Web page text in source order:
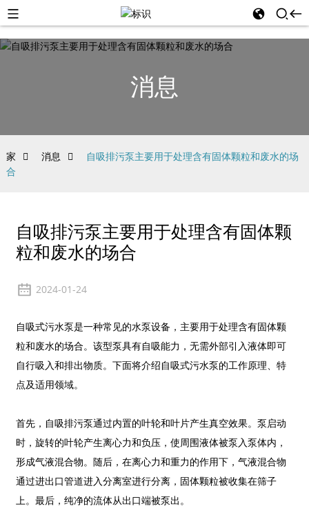
消息
家 消息
自吸排污泵主要用于处理含有固体颗粒和废水的场
合
自吸排污泵主要用于处理含有固体颗
粒和废水的场合
2024-01-24
自吸式污水泵是一种常见的水泵设备，主要用于处理含有固体颗
粒和废水的场合。该型泵具有自吸能力，无需外部引入液体即可
自行吸入和排出物质。下面将介绍自吸式污水泵的工作原理、特
点及适用领域。
首先，自吸排污泵通过内置的叶轮和叶片产生真空效果。泵启动
时，旋转的叶轮产生离心力和负压，使周围液体被泵入泵体内，
形成气液混合物。随后，在离心力和重力的作用下，气液混合物
通过进出口管道进入分离室进行分离，固体颗粒被收集在筛子
上。最后，纯净的流体从出口端被泵出。